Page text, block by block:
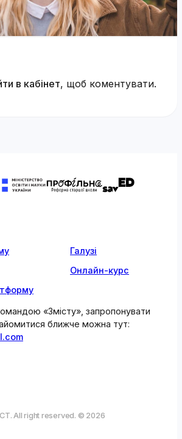
в кабінет, щоб коментувати.
Галузі
Онлайн-курс
«Змісту», запропонувати
ближче можна тут:
All right reserved. © 2026